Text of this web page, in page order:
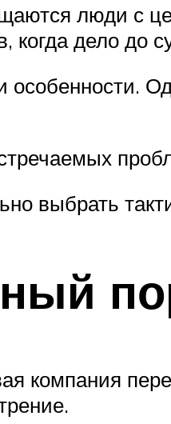
люди с
когда дело до
особенности.
выбрать
компания